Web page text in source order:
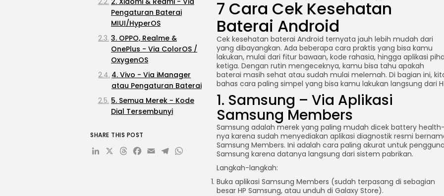
7 Cara Cek Kesehatan
Baterai Android
Cek kesehatan baterai Android ternyata jauh lebih mudah dari
yang dibayangkan. Ada beberapa cara praktis yang bisa kamu
lakukan, mulai dari fitur bawaan, kode rahasia, hingga aplikasi
ketiga. Dengan rutin mengeceknya, kamu bisa tahu apakah
baterai masih sehat atau sudah mulai melemah. Di bagian ini,
bahas cara paling simpel yang bisa kamu lakukan langsung dari
1. Samsung – Via Aplikasi
Samsung Members
Samsung adalah merek yang paling mudah dicek battery
nya karena sudah menyediakan aplikasi diagnostik resmi
Samsung Members. Ini adalah cara paling akurat untuk
Samsung karena datanya langsung dari sistem pabrikan.
Langkah-langkah:
Buka aplikasi Samsung Members (sudah terpasang di sebagian
besar HP Samsung, atau unduh di Galaxy Store).
Pengaturan Baterai
MIUI/HyperOS
3. OPPO, Realme &
OnePlus - Via ColorOS /
OxygenOS
4. Vivo - Via iManager
atau Pengaturan Baterai
5. Semua Merek - Kode
Dial Tersembunyi
6. Aplikasi AccuBattery -
Paling Akurat untuk
SHARE THIS POST
LinkedIn
X Threads
Facebook
Email
Telegram
WhatsApp